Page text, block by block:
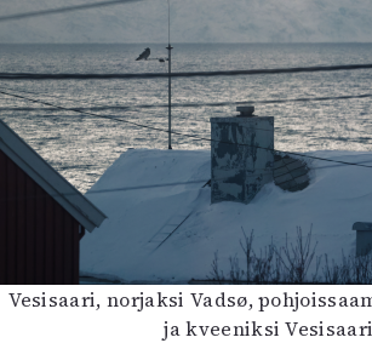
Vesisaari, norjaksi Vadsø,
ja kveeniksi